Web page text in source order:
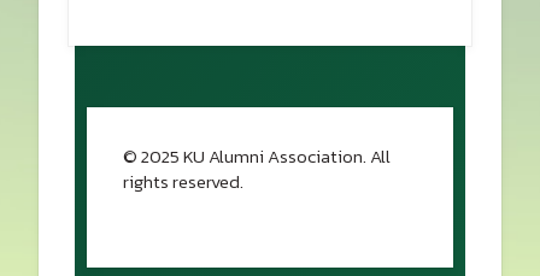
© 2025 KU Alumni Association. All
rights reserved.